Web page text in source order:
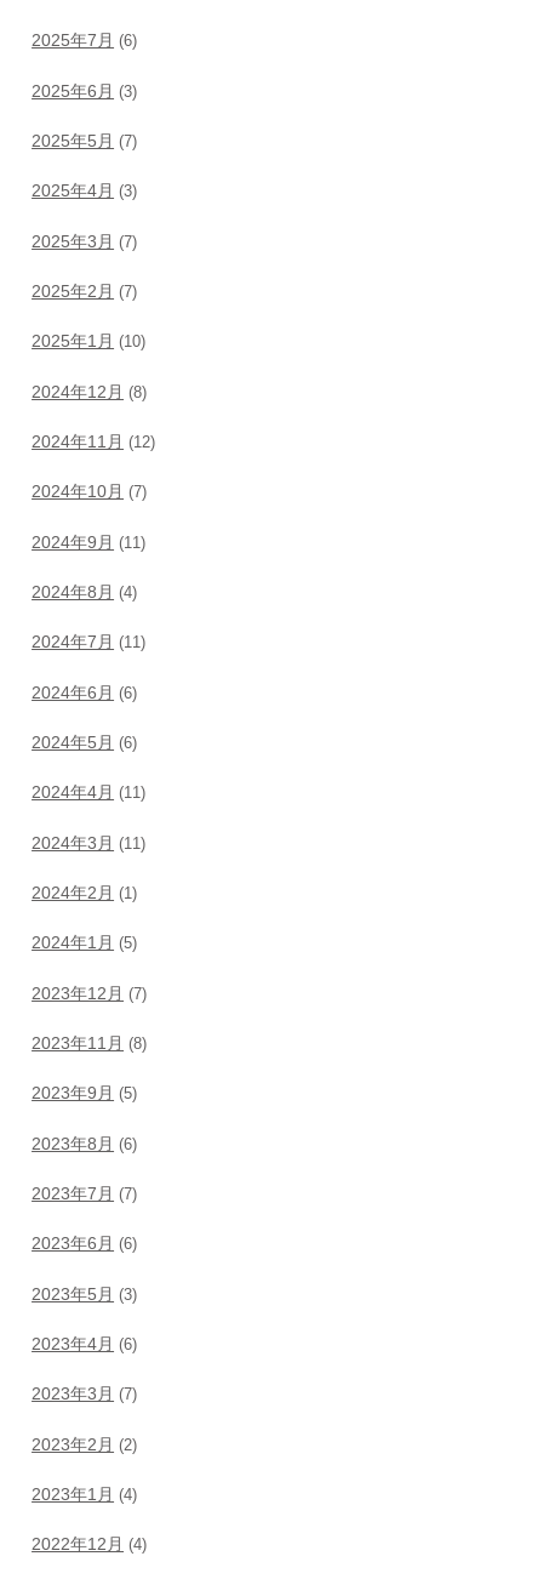
2025年7月 (6)
2025年6月 (3)
2025年5月 (7)
2025年4月 (3)
2025年3月 (7)
2025年2月 (7)
2025年1月 (10)
2024年12月 (8)
2024年11月 (12)
2024年10月 (7)
2024年9月 (11)
2024年8月 (4)
2024年7月 (11)
2024年6月 (6)
2024年5月 (6)
2024年4月 (11)
2024年3月 (11)
2024年2月 (1)
2024年1月 (5)
2023年12月 (7)
2023年11月 (8)
2023年9月 (5)
2023年8月 (6)
2023年7月 (7)
2023年6月 (6)
2023年5月 (3)
2023年4月 (6)
2023年3月 (7)
2023年2月 (2)
2023年1月 (4)
2022年12月 (4)